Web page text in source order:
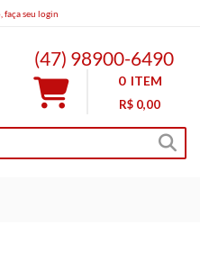
faça seu login
(47) 98900-6490
0 ITEM
R$ 0,00